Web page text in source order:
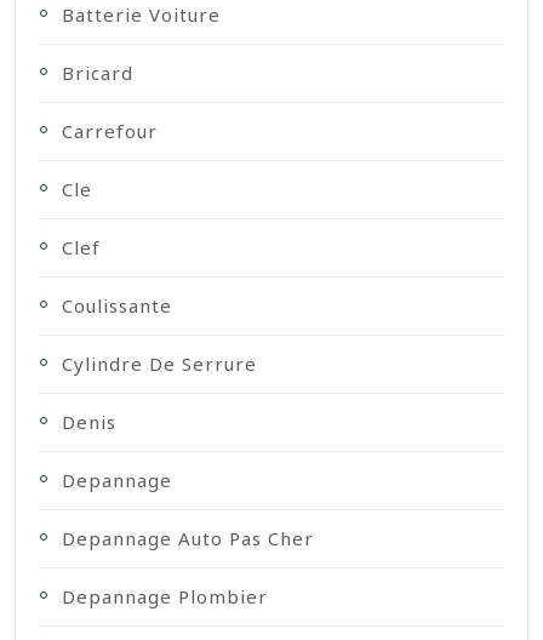
Batterie Voiture
Bricard
Carrefour
Cle
Clef
Coulissante
Cylindre De Serrure
Denis
Depannage
Depannage Auto Pas Cher
Depannage Plombier